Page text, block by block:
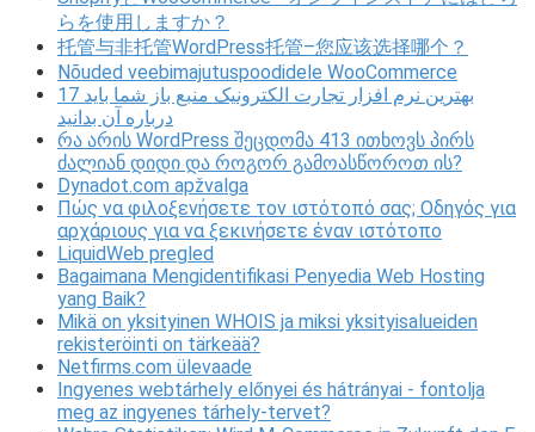
らを使用しますか？
托管与非托管WordPress托管–您应该选择哪个？
Nõuded veebimajutuspoodidele WooCommerce
17 بهترین نرم افزار تجارت الکترونیک منبع باز شما باید
درباره آن بدانید
რა არის WordPress შეცდომა 413 ითხოვს პირს
ძალიან დიდი და როგორ გამოასწოროთ ის?
Dynadot.com apžvalga
Πώς να φιλοξενήσετε τον ιστότοπό σας; Οδηγός για
αρχάριους για να ξεκινήσετε έναν ιστότοπο
LiquidWeb pregled
Bagaimana Mengidentifikasi Penyedia Web Hosting
yang Baik?
Mikä on yksityinen WHOIS ja miksi yksityisalueiden
rekisteröinti on tärkeää?
Netfirms.com ülevaade
Ingyenes webtárhely előnyei és hátrányai - fontolja
meg az ingyenes tárhely-tervet?